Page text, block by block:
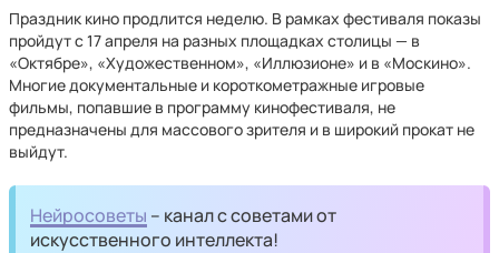
Праздник кино продлится неделю. В рамках фестиваля показы
пройдут с 17 апреля на разных площадках столицы — в
«Октябре», «Художественном», «Иллюзионе» и в «Москино».
Многие документальные и короткометражные игровые
фильмы, попавшие в программу кинофестиваля, не
предназначены для массового зрителя и в широкий прокат не
выйдут.
Нейросоветы – канал с советами от
искусственного интеллекта!